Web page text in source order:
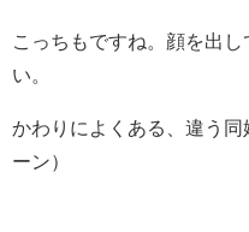
こっちもですね。顔を出
い。
かわりによくある、違う
ーン）